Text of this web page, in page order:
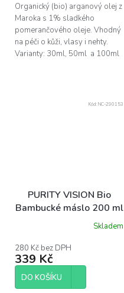
Organický (bio) arganový olej z
Maroka s 1% sladkého
pomerančového oleje. Vhodný
na péči o kůži, vlasy i nehty.
Varianty: 30ml, 50ml a 100ml
PURITY VISION Bio
Bambucké máslo 200 ml
- kosmetikaSkladem
280 Kč bez DPH
339 Kč
DO KOŠÍKU
Kód: NC-290153